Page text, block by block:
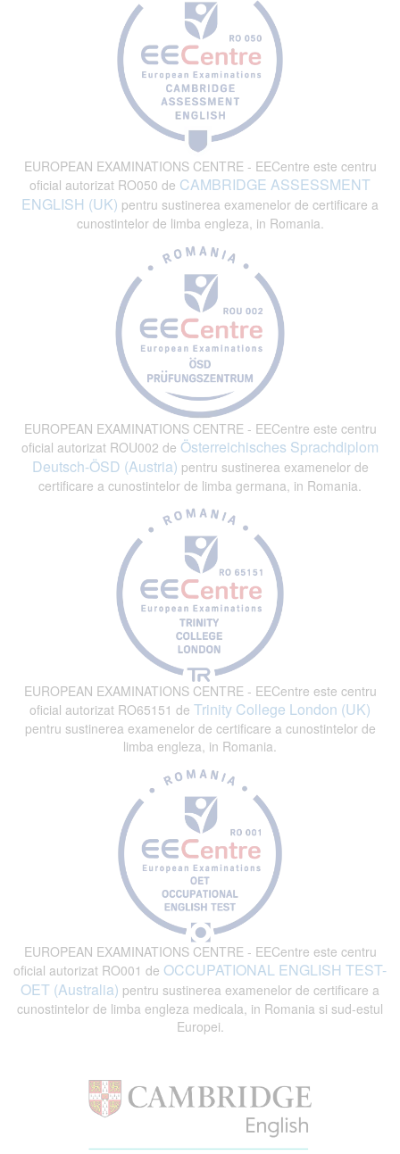
EUROPEAN EXAMINATIONS CENTRE - EECentre este centru
oficial autorizat RO050 de CAMBRIDGE ASSESSMENT
ENGLISH (UK) pentru sustinerea examenelor de certificare a
cunostintelor de limba engleza, in Romania.
EUROPEAN EXAMINATIONS CENTRE - EECentre este centru
oficial autorizat ROU002 de Österreichisches Sprachdiplom
Deutsch-ÖSD (Austria) pentru sustinerea examenelor de
certificare a cunostintelor de limba germana, in Romania.
EUROPEAN EXAMINATIONS CENTRE - EECentre este centru
oficial autorizat RO65151 de Trinity College London (UK)
pentru sustinerea examenelor de certificare a cunostintelor de
limba engleza, in Romania.
EUROPEAN EXAMINATIONS CENTRE - EECentre este centru
oficial autorizat RO001 de OCCUPATIONAL ENGLISH TEST-
OET (Australia) pentru sustinerea examenelor de certificare a
cunostintelor de limba engleza medicala, in Romania si sud-estul
Europei.